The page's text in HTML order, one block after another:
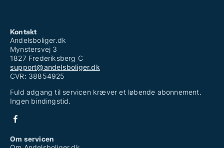
Kontakt
Andelsboliger.dk
Mynstersvej 3
1827 Frederiksberg C
support@andelsboliger.dk
CVR: 38854925
Fuld adgang til servicen kræver et løbende abonnement.
Ingen bindingstid.
Om servicen